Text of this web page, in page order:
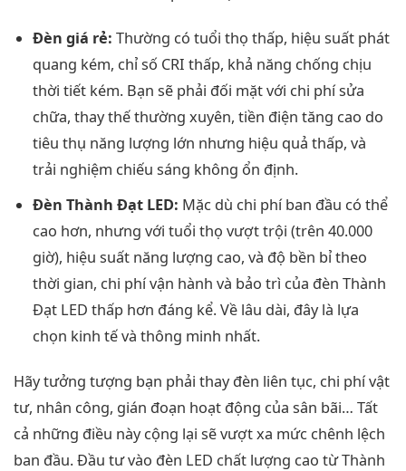
Đèn giá rẻ: Thường có tuổi thọ thấp, hiệu suất phát
quang kém, chỉ số CRI thấp, khả năng chống chịu
thời tiết kém. Bạn sẽ phải đối mặt với chi phí sửa
chữa, thay thế thường xuyên, tiền điện tăng cao do
tiêu thụ năng lượng lớn nhưng hiệu quả thấp, và
trải nghiệm chiếu sáng không ổn định.
Đèn Thành Đạt LED: Mặc dù chi phí ban đầu có thể
cao hơn, nhưng với tuổi thọ vượt trội (trên 40.000
giờ), hiệu suất năng lượng cao, và độ bền bỉ theo
thời gian, chi phí vận hành và bảo trì của đèn Thành
Đạt LED thấp hơn đáng kể. Về lâu dài, đây là lựa
chọn kinh tế và thông minh nhất.
Hãy tưởng tượng bạn phải thay đèn liên tục, chi phí vật
tư, nhân công, gián đoạn hoạt động của sân bãi… Tất
cả những điều này cộng lại sẽ vượt xa mức chênh lệch
ban đầu. Đầu tư vào đèn LED chất lượng cao từ Thành